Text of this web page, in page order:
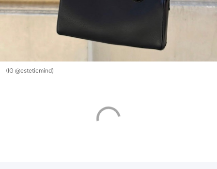
(IG @esteticmind)